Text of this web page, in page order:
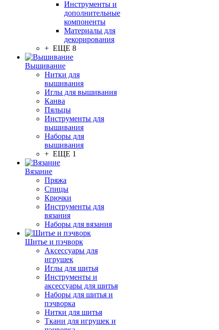
Инструменты и
дополнительные
компоненты
Материалы для
декорирования
+ ЕЩЕ 8
Вышивание
Нитки для
вышивания
Иглы для вышивания
Канва
Пяльцы
Инструменты для
вышивания
Наборы для
вышивания
+ ЕЩЕ 1
Вязание
Пряжа
Спицы
Крючки
Инструменты для
вязания
Наборы для вязания
Шитье и пэчворк
Аксессуары для
игрушек
Иглы для шитья
Инструменты и
аксессуары для шитья
Наборы для шитья и
пэчворка
Нитки для шитья
Ткани для игрушек и